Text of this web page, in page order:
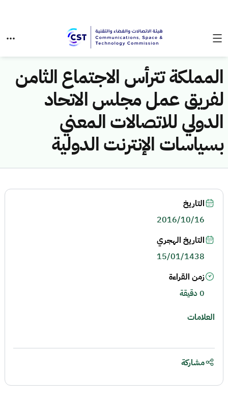
المملكة تترأس الاجتماع الثامن
لفريق عمل مجلس الاتحاد
الدولي للاتصالات المعني
بسياسات الإنترنت الدولية
التاريخ
2016/10/16
التاريخ الهجري
15/01/1438
زمن القراءة
0 دقيقة
العلامات
مشاركة